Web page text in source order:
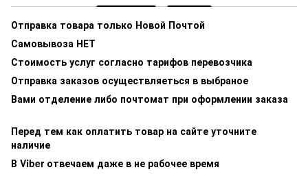
Отправка товара только Новой Почтой
Самовывоза НЕТ
Стоимость услуг согласно тарифов перевозчика
Отправка заказов осуществляеться в выбраное
Вами отделение либо почтомат при оформлении заказа
Перед тем как оплатить товар на сайте уточните
наличие
В Viber отвечаем даже в не рабочее время